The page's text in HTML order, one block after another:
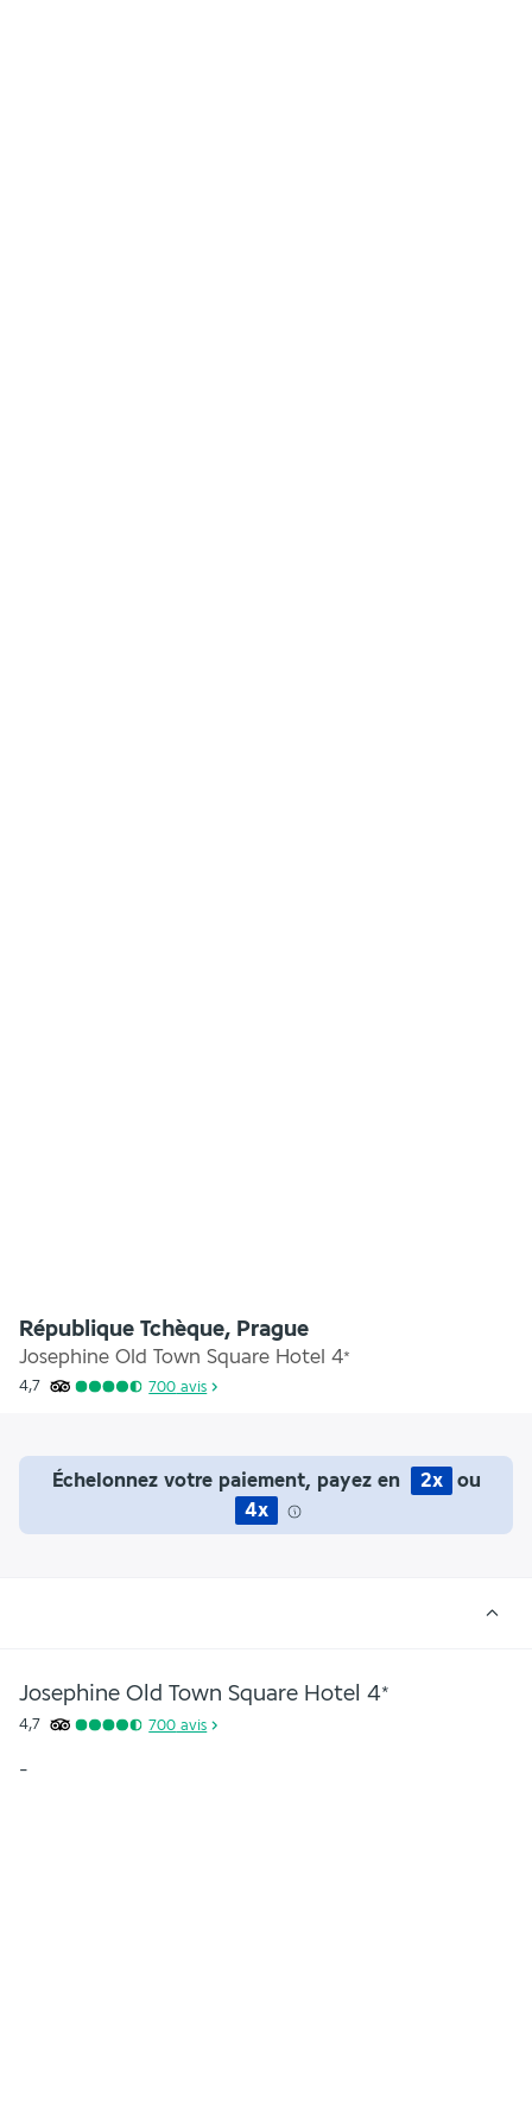
République Tchèque, Prague
Josephine Old Town Square Hotel 4*
4,7 700 avis
Échelonnez votre paiement, payez en 2x
ou
4x
Josephine Old Town Square Hotel 4*
4,7 700 avis
-